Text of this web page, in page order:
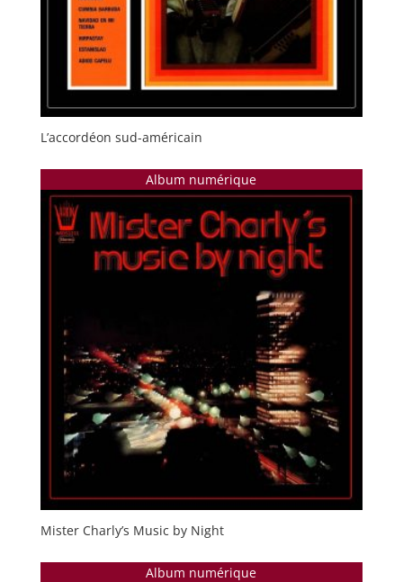
L’accordéon sud-américain
Album numérique
Mister Charly’s Music by Night
Album numérique